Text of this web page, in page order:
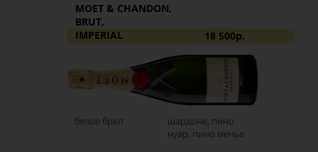
белое брют
18 500р.
MOET & CHANDON,
BRUT,
IMPERIAL
шардоне, пино
нуар, пино менье